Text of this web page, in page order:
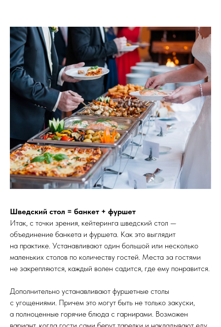
Шведский стол = банкет + фуршет
Итак, с точки зрения, кейтеринга шведский стол —
объединение банкета и фуршета. Как это выглядит
на практике. Устанавливают один большой или несколько
маленьких столов по количеству гостей. Места за гостями
не закрепляются, каждый волен садится, где ему понравится.
Дополнительно устанавливают фуршетные столы
с угощениями. Причем это могут быть не только закуски,
а полноценные горячие блюда с гарнирами. Возможен